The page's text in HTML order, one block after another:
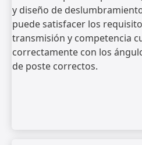
y diseño de
puede satisfacer los
transmisión y competencia
correctamente con los
de poste correctos.